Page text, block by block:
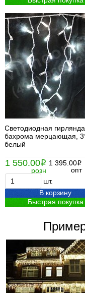
Светодиодная
бахрома мерцающая,
белый
1 550.00i
розн
1 395.00i
опт
шт.
В корзину
Быстрая покупка